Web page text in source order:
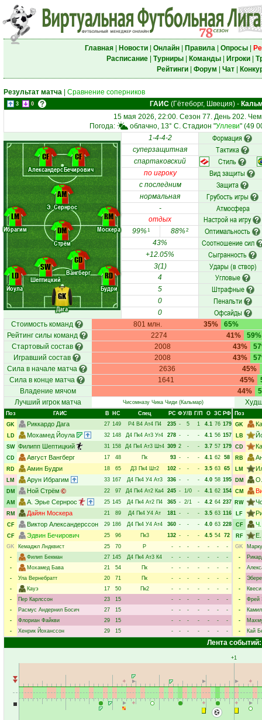
Главная| Новости| Онлайн| Правила| Опросы|
Расписание| Турниры| Команды| Игроки|
Рейтинги| Форум Чат|
Результат матча Сравнение соперников
3 0 ГАИС (Гётеборг, Швеция) -
15 мая 2026, 22:00. Сезон 77. День 202.
Погода:
облачно, 13° C. Стадион "Уллеви" (49
Дага
Йоула
Шептицкий
Вангберг
Будри
Ибрагим
Стрём
Э. Сернрос
Москера
Александерс.Бечирович
GK
LD
SW
CD
RD
LM
DM
AM
RM
CF CF
1-4-4-2 Формация
суперзащитная Тактика
спартаковский Стиль
по игроку Вид защиты
с последним Защита
нормальная Грубость игры
- Атмосфера
отдых Настрой на игру
99%1 88%2 Оптимальность
43% Соотношение сил
+12.05% Сыгранность
3(1) Удары (в створ)
4 Угловые
5 Штрафные
0 Пенальти
0 Офсайды
Стоимость команд 801 млн. 35%
65%
Рейтинг силы команд
2274 41%
59%
Стартовый состав
2008 43%
Игравший состав
2008 43%
Сила в начале матча
2636
45%
Сила в конце матча
1641 45%
Владение мячом
44%
Лучший игрок матча
Чисомназу Чика Чиди (Кальмар)
Поз ГАИС В НC Спец РC ФУ/В Г/П О ЗС РФ
GK
Риккардо Дага 27 149 Р4 В4 Ат4 П4 235 - 5 1 4.1 76 179
LD
Мохамед Йоула 32 148 Д4 Пк4 Ат3 Уг4 278 - - - 4.1 56 157
SW Филипп Шептицкий 31 158 Д4 Пк4 Ат3 Шт4 309 2 - - 3.7 57 179
CD
Август Вангберг 17 48 Пк 93 - - - 4.1 62 58
RD
Амин Будри 18 65 Д3 Пк4 Шт2 102 - - - 3.5 63 65
LM
Арун Ибрагим 33 167 Д4 Пк4 У4 Ат3 336 - - - 4.0 58 195
DM
Ной Стрём 22 97 Д4 Пк4 Ат2 Ка4 245 - 1/0 - 4.1 62 154
AM
А. Эрье Сернрос 25 145 Д4 Пк4 Ат2 П4 365 - 2/1 - 4.2 64 237
RM
Дайян Москера 21 89 Д4 Пк4 У4 Ат 181 - - - 3.5 63 116
CF
Виктор Александерссон 29 186 Д4 Пк4 У4 Ат4 360 - - - 4.0 63 228
CF
Эдвин Бечирович 25 96 Пк3 132 - - - 4.5 54 72
GK
Кемаджл Лндквист 25 70 Р - - - - - -
-
-
Филип Бекман 27 145 Д4 Пк4 Ат3 К4 - - - - - -
-
-
Мохамед Бава 21 54 Пк - - - - - -
-
-
Ула Вернебратт 20 71 Пк - - - - - -
-
-
Кауэ 17 50 Пк2 - - - - - -
-
-
Пер Карлссон 23 15 - - - - - -
-
-
Расмус Андернил Босич 27 15 - - - - - -
-
-
Флориан Файкви 29 15 - - - - - -
-
-
Хенрик Йоханссон 29 15 - - - - - - -
Поз
GK
LB
CD
RB
LM
DM
CM
RW
LF
CF Ч.
RF
GK
-
-
-
-
-
Фрей
-
-
-
Кай
Лента событий:
+1